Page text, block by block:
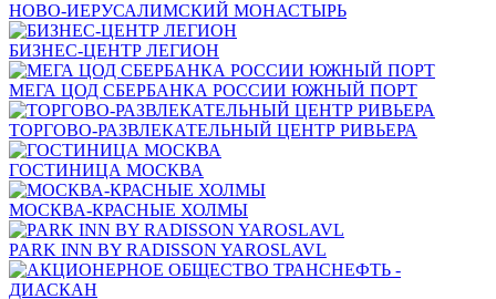
НОВО-ИЕРУСАЛИМСКИЙ МОНАСТЫРЬ
БИЗНЕС-ЦЕНТР ЛЕГИОН
МЕГА ЦОД СБЕРБАНКА РОССИИ ЮЖНЫЙ ПОРТ
ТОРГОВО-РАЗВЛЕКАТЕЛЬНЫЙ ЦЕНТР РИВЬЕРА
ГОСТИНИЦА МОСКВА
МОСКВА-КРАСНЫЕ ХОЛМЫ
PARK INN BY RADISSON YAROSLAVL